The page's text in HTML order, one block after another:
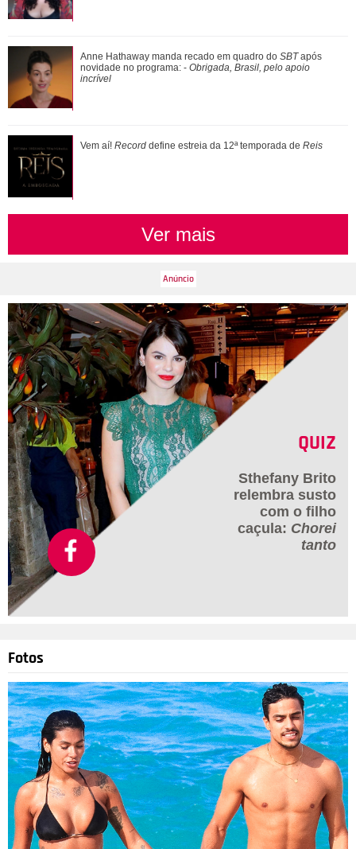
Após rumores, Alice Carvalho evita definir relação com
Anitta e explica por que protege a ...
Anne Hathaway manda recado em quadro do SBTapós
novidade no programa: - Obrigada, Brasil, pelo apoio
incrível
Vem aí! Record define estreia da 12ª temporada de Reis
Ver mais
QUIZ
Sthefany Brito
relembra susto
com o filho
caçula: Chorei
tanto
Fotos